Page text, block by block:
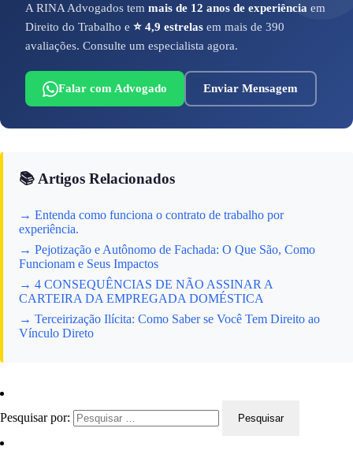
A RINA Advogados tem mais de 12 anos de experiência em
Direito do Trabalho e ⭐ 4,9 estrelas em mais de 390
avaliações. Consulte um especialista agora.
Falar com Advogado Enviar Mensagem
📚 Artigos Relacionados
→ Entenda como funciona o contrato de trabalho por
experiência.
→ Pejotização e Autônomo de Fachada: O Que São, Como
Funcionam e Seus Impactos
→ 4 CONSEQUÊNCIAS DE NÃO ASSINAR A
CARTEIRA DA EMPREGADA DOMÉSTICA
→ Terceirização Ilícita: Como Saber se Você Tem Direito ao
Vínculo Direto
Pesquisar por: